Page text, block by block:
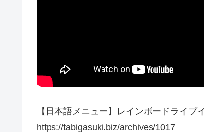
【日本語メニュー】レインボードライブ
https://tabigasuki.biz/archives/1017